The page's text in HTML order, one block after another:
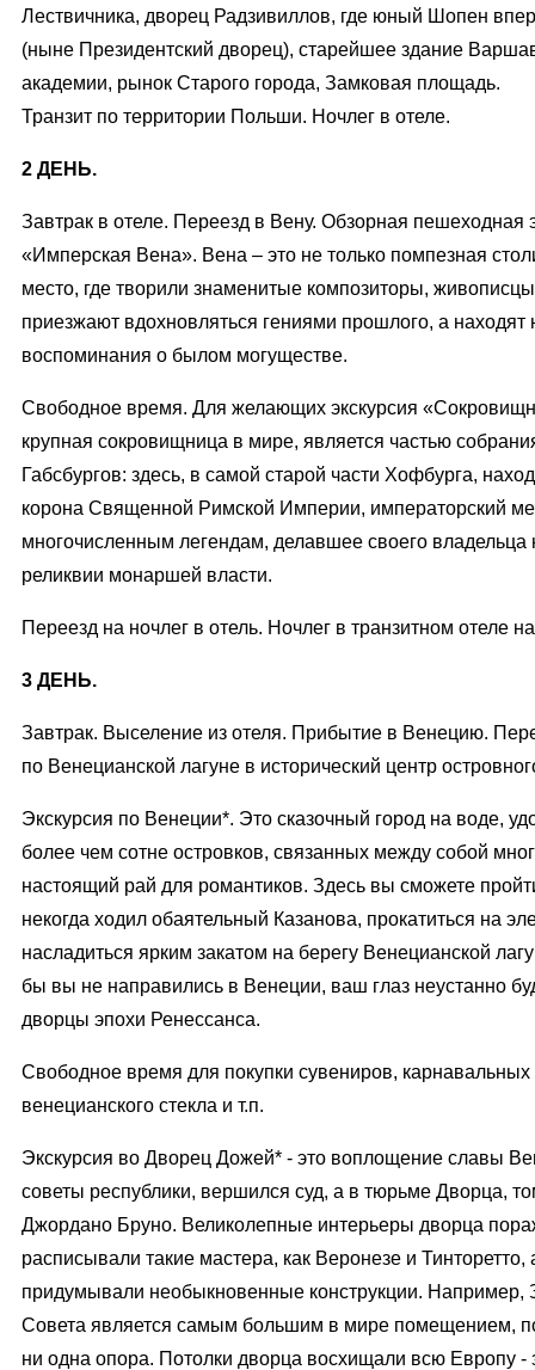
Лествичника, дворец Радзивиллов, где юный Шопен
(ныне Президентский дворец), старейшее здание
академии, рынок Старого города, Замковая площадь.
Транзит по территории Польши. Ночлег в отеле.
2 ДЕНЬ.
Завтрак в отеле. Переезд в Вену. Обзорная пешеходная
«Имперская Вена». Вена – это не только помпезная
место, где творили знаменитые композиторы,
приезжают вдохновляться гениями прошлого, а находят
воспоминания о былом могуществе.
Свободное время. Для желающих экскурсия
крупная сокровищница в мире, является частью
Габсбургов: здесь, в самой старой части Хофбурга,
корона Священной Римской Империи, императорский
многочисленным легендам, делавшее своего
реликвии монаршей власти.
Переезд на ночлег в отель. Ночлег в транзитном отеле
3 ДЕНЬ.
Завтрак. Выселение из отеля. Прибытие в Венецию.
по Венецианской лагуне в исторический центр
Экскурсия по Венеции*. Это сказочный город на воде,
более чем сотне островков, связанных между собой
настоящий рай для романтиков. Здесь вы сможете
некогда ходил обаятельный Казанова, прокатиться на
насладиться ярким закатом на берегу Венецианской
бы вы не направились в Венеции, ваш глаз неустанно
дворцы эпохи Ренессанса.
Свободное время для покупки сувениров, карнавальных
венецианского стекла и т.п.
Экскурсия во Дворец Дожей* - это воплощение славы
советы республики, вершился суд, а в тюрьме Дворца,
Джордано Бруно. Великолепные интерьеры дворца
расписывали такие мастера, как Веронезе и Тинторетто,
придумывали необыкновенные конструкции. Например,
Совета является самым большим в мире помещением,
ни одна опора. Потолки дворца восхищали всю Европу -